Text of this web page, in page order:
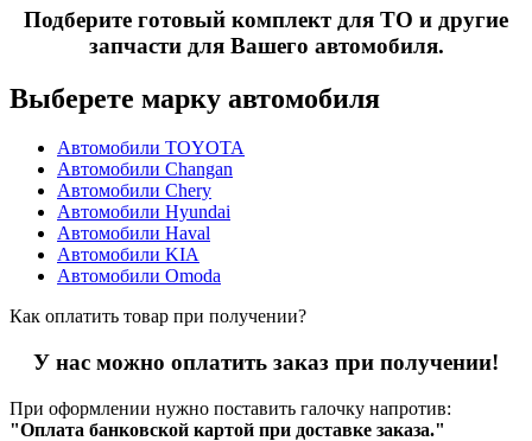
Подберите готовый комплект для ТО и другие
запчасти для Вашего автомобиля.
Выберете марку автомобиля
Автомобили TOYOTA
Автомобили Changan
Автомобили Chery
Автомобили Hyundai
Автомобили Haval
Автомобили KIA
Автомобили Omoda
Как оплатить товар при получении?
У нас можно оплатить заказ при получении!
При оформлении нужно поставить галочку напротив:
"Оплата банковской картой при доставке заказа."